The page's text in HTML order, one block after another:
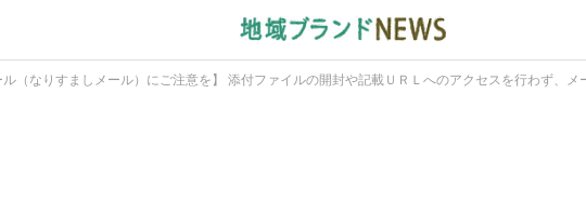
ル（なりすましメール）にご注意を】 添付ファイルの開封や記載ＵＲＬへのアクセスを行わず、メ